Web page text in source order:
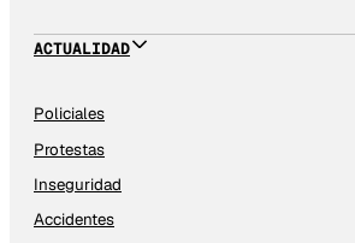
ACTUALIDAD
Policiales
Protestas
Inseguridad
Accidentes